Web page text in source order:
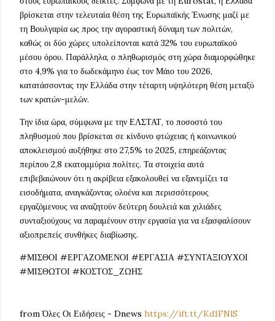
βρίσκεται στην τελευταία θέση της Ευρωπαϊκής Ένωσης μαζί με
τη Βουλγαρία ως προς την αγοραστική δύναμη των πολιτών,
καθώς οι δύο χώρες υπολείπονται κατά 32% του ευρωπαϊκού
μέσου όρου. Παράλληλα, ο πληθωρισμός στη χώρα διαμορφώθηκε
στο 4,9% για το δωδεκάμηνο έως τον Μάιο του 2026,
κατατάσσοντας την Ελλάδα στην τέταρτη υψηλότερη θέση μεταξύ
των κρατών-μελών.
Την ίδια ώρα, σύμφωνα με την ΕΛΣΤΑΤ, το ποσοστό του
πληθυσμού που βρίσκεται σε κίνδυνο φτώχειας ή κοινωνικού
αποκλεισμού αυξήθηκε στο 27,5% το 2025, επηρεάζοντας
περίπου 2,8 εκατομμύρια πολίτες. Τα στοιχεία αυτά
επιβεβαιώνουν ότι η ακρίβεια εξακολουθεί να εξανεμίζει τα
εισοδήματα, αναγκάζοντας ολοένα και περισσότερους
εργαζόμενους να αναζητούν δεύτερη δουλειά και χιλιάδες
συνταξιούχους να παραμένουν στην εργασία για να εξασφαλίσουν
αξιοπρεπείς συνθήκες διαβίωσης.
#ΜΙΣΘΟΙ #ΕΡΓΑΖΟΜΕΝΟΙ #ΕΡΓΑΣΙΑ #ΣΥΝΤΑΞΙΟΥΧΟΙ
#ΜΙΣΘΩΤΟΙ #ΚΟΣΤΟΣ_ΖΩΗΣ
from Όλες Οι Ειδήσεις - Dnews https://ift.tt/Kd1FNlS